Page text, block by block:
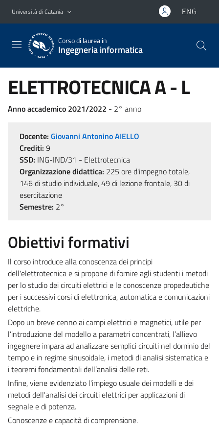
Vai al contenuto principale
Vai al menu di navigazione
Università di Catania ENG
Corso di laurea in
Ingegneria informatica
ELETTROTECNICA A - L
Anno accademico 2021/2022 - 2° anno
Docente: Giovanni Antonino AIELLO
Crediti: 9
SSD: ING-IND/31 - Elettrotecnica
Organizzazione didattica: 225 ore d'impegno totale,
146 di studio individuale, 49 di lezione frontale, 30 di
esercitazione
Semestre: 2°
Obiettivi formativi
Il corso introduce alla conoscenza dei principi
dell'elettrotecnica e si propone di fornire agli studenti i metodi
per lo studio dei circuiti elettrici e le conoscenze propedeutiche
per i successivi corsi di elettronica, automatica e comunicazioni
elettriche.
Dopo un breve cenno ai campi elettrici e magnetici, utile per
l’introduzione del modello a parametri concentrati, l’allievo
ingegnere impara ad analizzare semplici circuiti nel dominio del
tempo e in regime sinusoidale, i metodi di analisi sistematica e
i teoremi fondamentali dell’analisi delle reti.
Infine, viene evidenziato l'impiego usuale dei modelli e dei
metodi dell'analisi dei circuiti elettrici per applicazioni di
segnale e di potenza.
Conoscenze e capacità di comprensione.